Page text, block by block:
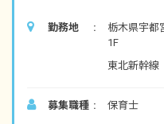
勤務地
栃木県宇都
1F
東北新幹線
募集職種 保育士